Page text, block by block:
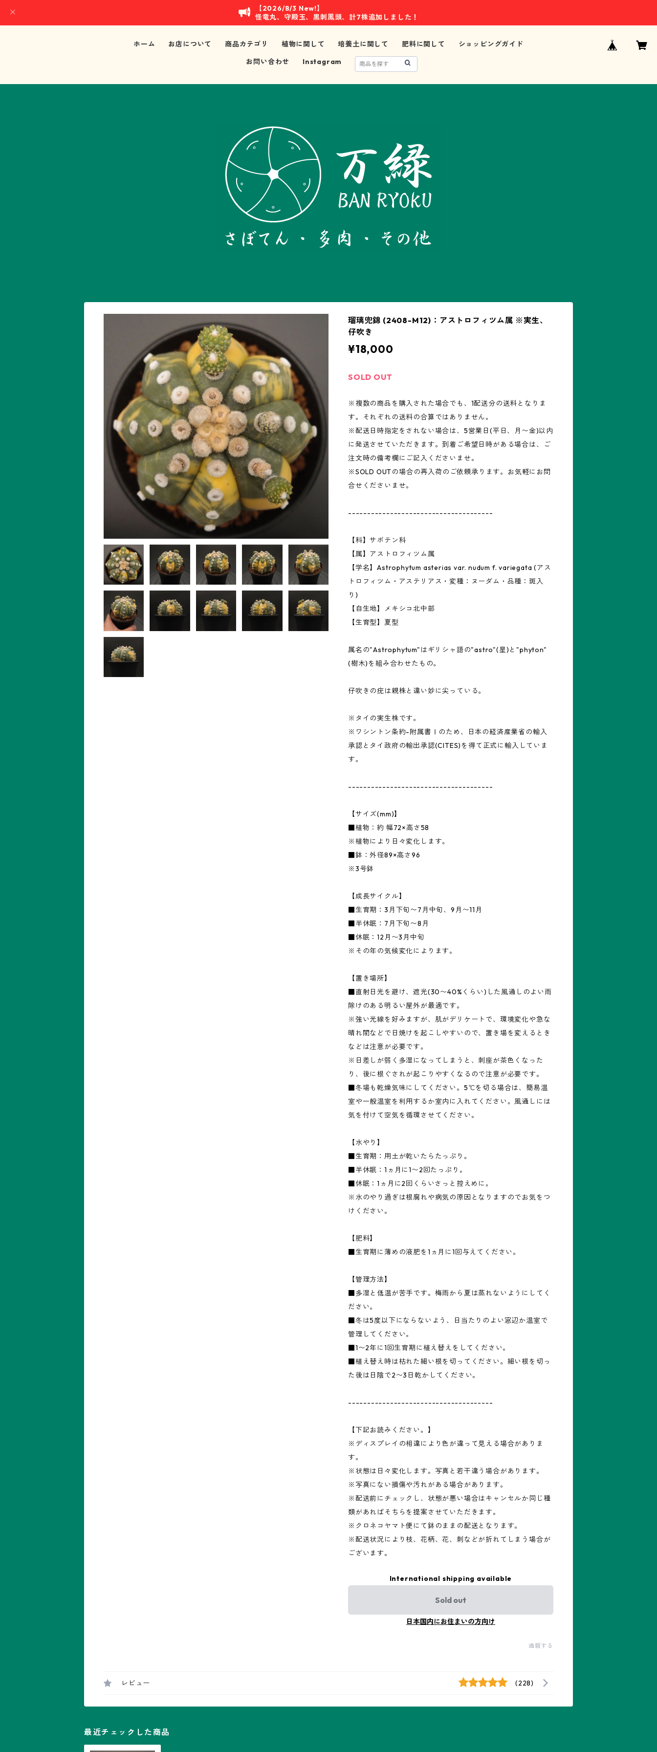
【2026/8/3 New!】
怪竜丸、守殿玉、黒刺鳳頭、計7株追加しました！
ホーム お店について 商品カテゴリ 植物に関して 培養土に関して 肥料に関して
ショッピングガイド
お問い合わせ
Instagram
瑠璃兜錦 (2408-M12)：アストロフィツム属 ※実生、
仔吹き
¥18,000
SOLD OUT
※複数の商品を購入された場合でも、1配送分の送料となりま
す。それぞれの送料の合算ではありません。
※配送日時指定をされない場合は、5営業日(平日、月〜金)以内
に発送させていただきます。到着ご希望日時がある場合は、ご
注文時の備考欄にご記入くださいませ。
※SOLD OUTの場合の再入荷のご依頼承ります。お気軽にお問
合せくださいませ。
--------------------------------------
【科】サボテン科
【属】アストロフィツム属
【学名】Astrophytum asterias var. nudum f. variegata (アス
トロフィツム・アステリアス・変種：ヌーダム・品種：斑入
り)
【自生地】メキシコ北中部
【生育型】夏型
属名の"Astrophytum"はギリシャ語の"astro"(星)と"phyton"
(樹木)を組み合わせたもの。
仔吹きの疣は親株と違い妙に尖っている。
※タイの実生株です。
※ワシントン条約-附属書Ⅰのため、日本の経済産業省の輸入
承認とタイ政府の輸出承認(CITES)を得て正式に輸入していま
す。
--------------------------------------
【サイズ(mm)】
■植物：約 幅72×高さ58
※植物により日々変化します。
■鉢：外径89×高さ96
※3号鉢
【成長サイクル】
■生育期：3月下旬〜7月中旬、9月〜11月
■半休眠：7月下旬〜8月
■休眠：12月〜3月中旬
※その年の気候変化によります。
【置き場所】
■直射日光を避け、遮光(30〜40%くらい)した風通しのよい雨
除けのある明るい屋外が最適です。
※強い光線を好みますが、肌がデリケートで、環境変化や急な
晴れ間などで日焼けを起こしやすいので、置き場を変えるとき
などは注意が必要です。
※日差しが弱く多湿になってしまうと、刺座が茶色くなった
り、後に根ぐされが起こりやすくなるので注意が必要です。
■冬場も乾燥気味にしてください。5℃を切る場合は、簡易温
室や一般温室を利用するか室内に入れてください。風通しには
気を付けて空気を循環させてください。
【水やり】
■生育期：用土が乾いたらたっぷり。
■半休眠：1ヵ月に1〜2回たっぷり。
■休眠：1ヵ月に2回くらいさっと控えめに。
※水のやり過ぎは根腐れや病気の原因となりますのでお気をつ
けください。
【肥料】
■生育期に薄めの液肥を1ヵ月に1回与えてください。
【管理方法】
■多湿と低温が苦手です。梅雨から夏は蒸れないようにしてく
ださい。
■冬は5度以下にならないよう、日当たりのよい窓辺か温室で
管理してください。
■1〜2年に1回生育期に植え替えをしてください。
■植え替え時は枯れた細い根を切ってください。細い根を切っ
た後は日陰で2〜3日乾かしてください。
--------------------------------------
【下記お読みください。】
※ディスプレイの相違により色が違って見える場合がありま
す。
※状態は日々変化します。写真と若干違う場合があります。
※写真にない損傷や汚れがある場合があります。
※配送前にチェックし、状態が悪い場合はキャンセルか同じ種
類があればそちらを提案させていただきます。
※クロネコヤマト便にて鉢のままの配送となります。
※配送状況により枝、花柄、花、刺などが折れてしまう場合が
ございます。
International shipping available
Sold out
日本国内にお住まいの方向け
通報する
レビュー (228)
最近チェックした商品